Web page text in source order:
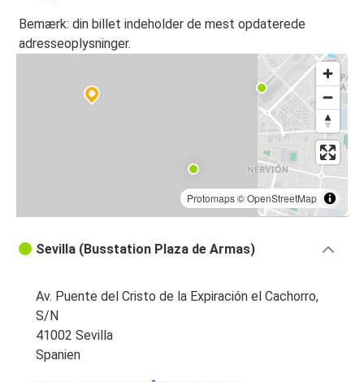
Bemærk: din billet indeholder de mest opdaterede
adresseoplysninger.
Protomaps©OpenStreetMap
Sevilla (Busstation Plaza de Armas)
Av. Puente del Cristo de la Expiración el Cachorro,
S/N
41002 Sevilla
Spanien